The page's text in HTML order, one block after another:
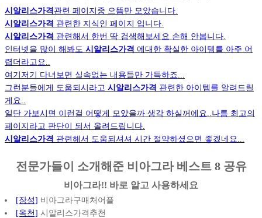
시알리스가격 관련 페이지중 으뜸만 모았습니다.
시알리스가격 관련한 지식인 페이지 입니다.
시알리스가격 관련해서 한번 딱 검색해보세요 손해 안봅니다.
인터넷을 많이 해봐도 시알리스가격 에대한 확실한 아이템를 아주 어
렵더라고요..
여기저기 다녀보면 실속없는 내용들만 가득하죠...
그런분들에게 도움되시라고 시알리스가격 관련한 아이템를 알려드릴
게요..
일단 가보시면 이런걸 어떻게 모았을까 생각 하실꺼에요..나름 최고의
페이지라고 판단이 되서 올려드립니다.
시알리스가격 관련해서 도움되셔셔 시간 절약하셨으면 좋겠네요...
전문가들이 소개해준 비아그라 베스트 8 공유
비아그라!! 바로 알고 사용하세요
[장성] 비아그라구매처어플
[옥천] 시알리스가격추천